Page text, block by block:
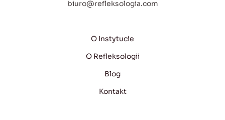
biuro@refleksologia.com
O Instytucie
O Refleksologii
Blog
Kontakt